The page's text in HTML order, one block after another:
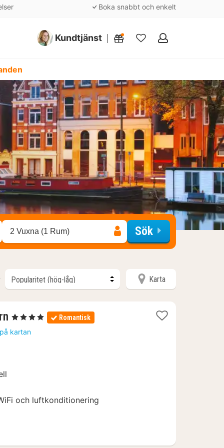
Boka snabbt och enkelt
Kundtjänst
Mina
2 Vuxna (1 Rum) Sök
Karta
1
natt
från
, 4 Stjärnor Romantisk
kartan
och luftkonditionering